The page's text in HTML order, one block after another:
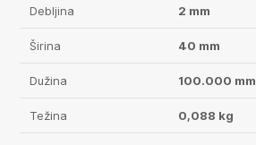
Debljina 2 mm
Širina 40 mm
Dužina 100.000 mm
Težina 0,088 kg